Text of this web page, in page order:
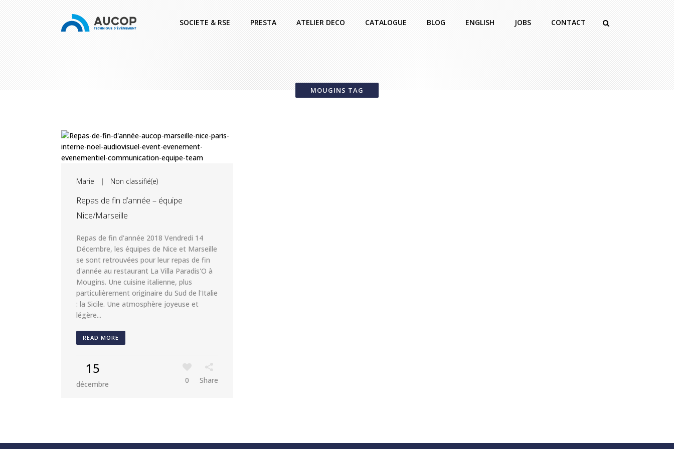
SOCIETE & RSE PRESTA ATELIER DECO CATALOGUE BLOG ENGLISH JOBS CONTACT
MOUGINS TAG
Marie | Non classifié(e)
Repas de fin d’année – équipe
Nice/Marseille
Repas de fin d'année 2018 Vendredi 14
Décembre, les équipes de Nice et Marseille
se sont retrouvées pour leur repas de fin
d'année au restaurant La Villa Paradis'O à
Mougins. Une cuisine italienne, plus
particulièrement originaire du Sud de l'Italie
: la Sicile. Une atmosphère joyeuse et
légère...
READ MORE
15
décembre 0 Share